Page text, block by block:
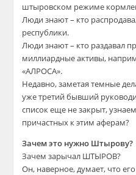
штыровском режиме
Люди знают – кто
республики.
Люди знают – кто раздавал
миллиардные активы,
«АЛРОСА».
Недавно, заметая темные
уже третий бывший
список еще не закрыт,
причастных к этим аферам?
Зачем это нужно Штырову?
Зачем зарычал ШТЫРОВ?
Он, наверное, думает, что